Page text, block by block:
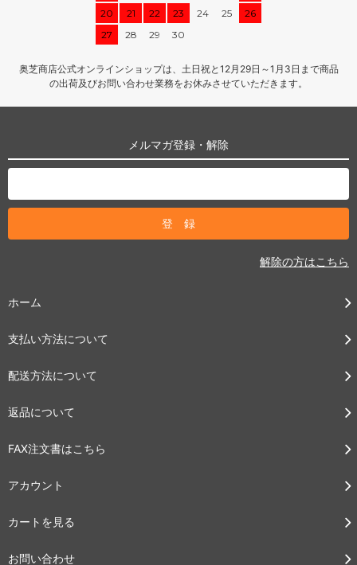
20
21 22 23 24 25
26
27
28 29 30
奥芝商店公式オンラインショップは、土日祝と12月29日～1月3日まで商品
の出荷及びお問い合わせ業務をお休みさせていただきます。
メルマガ登録・解除
解除の方はこちら
ホーム
支払い方法について
配送方法について
返品について
FAX注文書はこちら
アカウント
カートを見る
お問い合わせ